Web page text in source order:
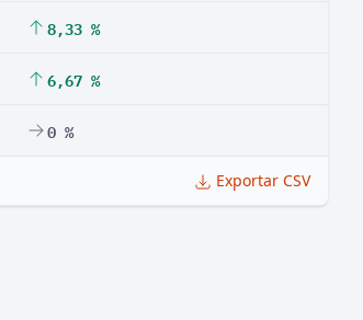
8,33 %
6,67 %
0 %
Exportar CSV